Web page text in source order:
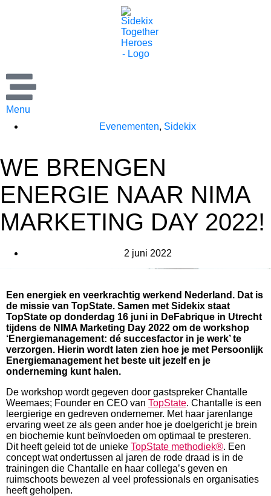
Menu
Evenementen, Sidekix
WE BRENGEN
ENERGIE NAAR NIMA
MARKETING DAY 2022!
2 juni 2022
Een energiek en veerkrachtig werkend Nederland. Dat is
de missie van TopState. Samen met Sidekix staat
TopState op donderdag 16 juni in DeFabrique in Utrecht
tijdens de NIMA Marketing Day 2022 om de workshop
‘Energiemanagement: dé succesfactor in je werk’ te
verzorgen. Hierin wordt laten zien hoe je met Persoonlijk
Energiemanagement het beste uit jezelf en je
onderneming kunt halen.
De workshop wordt gegeven door gastspreker Chantalle
Weemaes; Founder en CEO van TopState. Chantalle is een
leergierige en gedreven ondernemer. Met haar jarenlange
ervaring weet ze als geen ander hoe je doelgericht je brein
en biochemie kunt beïnvloeden om optimaal te presteren.
Dit heeft geleid tot de unieke TopState methodiek®. Een
concept wat ondertussen al jaren de rode draad is in de
trainingen die Chantalle en haar collega’s geven en
ruimschoots bewezen al veel professionals en organisaties
heeft geholpen.